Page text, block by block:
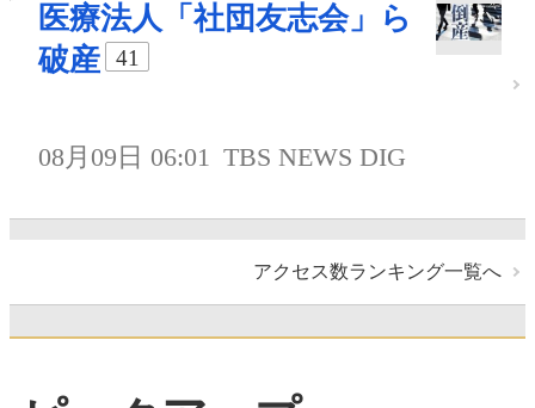
医療法人「社団友志会」ら
破産
41
08月09日 06:01 TBS NEWS DIG
アクセス数ランキング一覧へ